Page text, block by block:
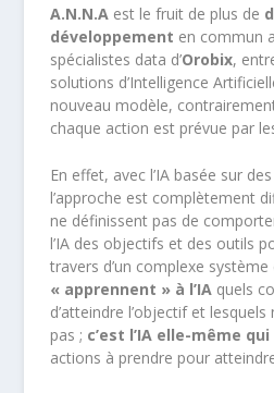
A.N.N.A est le fruit de plus de
développement en commun
spécialistes data d’Orobix,
solutions d’Intelligence
nouveau modèle,
chaque action est prévue par
En effet, avec l’IA basée sur
l’approche est complètement
ne définissent pas de
l’IA des objectifs et des outils
travers d’un complexe
« apprennent » à l’IA quels
d’atteindre l’objectif et
pas ; c’est l’IA elle-même
actions à prendre pour